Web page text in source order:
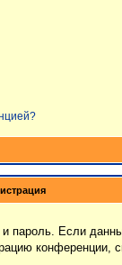
Если
конференции,